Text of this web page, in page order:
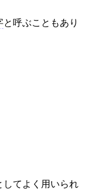
と呼ぶこともあり
してよく用いられ